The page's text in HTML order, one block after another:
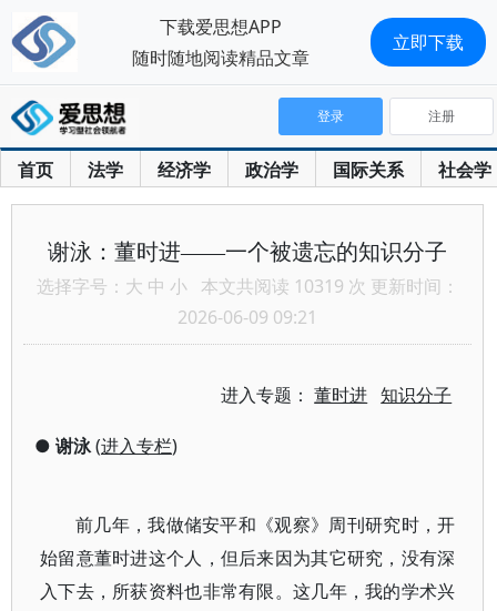
首页 法学 经济学 政治学 国际关系 社会学
登录 注册
谢泳：董时进——一个被遗忘的知识分子
选择字号： 大 中 小 本文共阅读 10319 次 更新时间：
2026-06-09 09:21
进入专题：董时进 知识分子
● 谢泳(进入专栏)
前几年，我做储安平和《观察》周刊研究时，开
始留意董时进这个人，但后来因为其它研究，没有深
入下去，所获资料也非常有限。这几年，我的学术兴
下载爱思想APP
随时随地阅读精品文章
立即下载